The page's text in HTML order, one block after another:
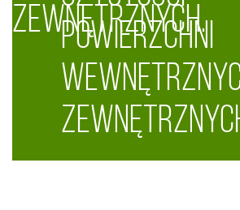
ZEWNĘTRZNYCH.
ZEWNĘTRZNYCH.
POWIERZCHNI